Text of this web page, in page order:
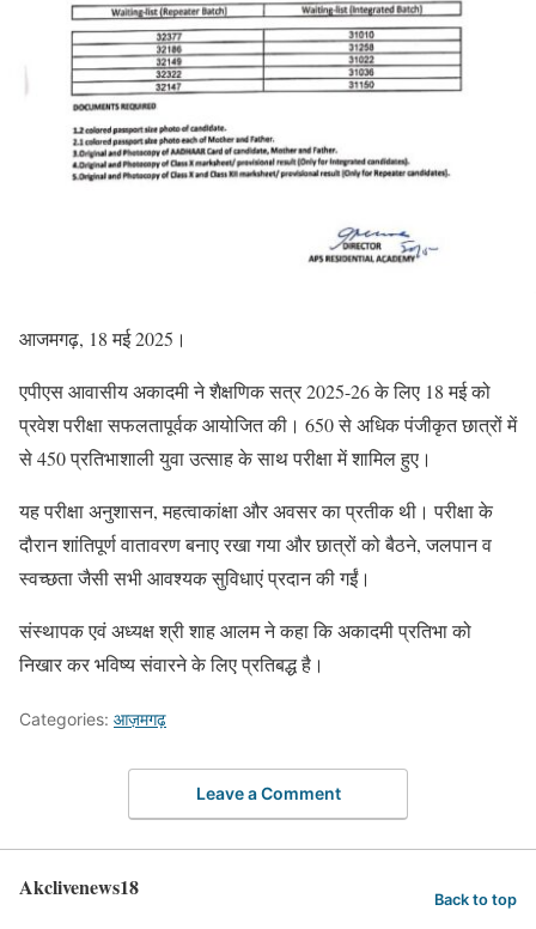
आजमगढ़, 18 मई 2025।
एपीएस आवासीय अकादमी ने शैक्षणिक सत्र 2025-26 के लिए 18 मई को
प्रवेश परीक्षा सफलतापूर्वक आयोजित की। 650 से अधिक पंजीकृत छात्रों में
से 450 प्रतिभाशाली युवा उत्साह के साथ परीक्षा में शामिल हुए।
यह परीक्षा अनुशासन, महत्वाकांक्षा और अवसर का प्रतीक थी। परीक्षा के
दौरान शांतिपूर्ण वातावरण बनाए रखा गया और छात्रों को बैठने, जलपान व
स्वच्छता जैसी सभी आवश्यक सुविधाएं प्रदान की गईं।
संस्थापक एवं अध्यक्ष श्री शाह आलम ने कहा कि अकादमी प्रतिभा को
निखार कर भविष्य संवारने के लिए प्रतिबद्ध है।
Categories: आज़मगढ़
Leave a Comment
Akclivenews18 Back to top